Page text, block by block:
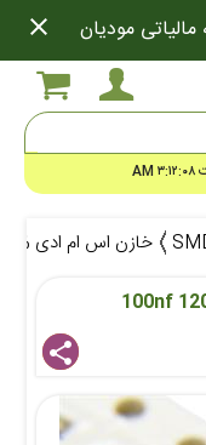
مودیان close
خازن اس ام ادی 100nf 1206 50v 10%
share